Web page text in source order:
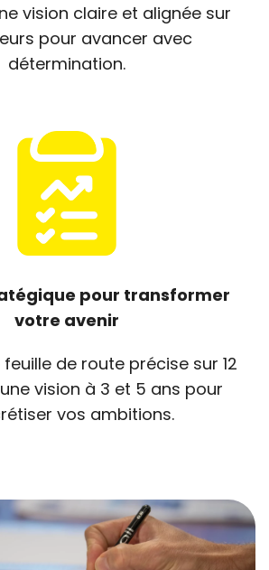
vision claire et alignée sur
pour avancer avec
détermination.
pour transformer
votre avenir
de route précise sur 12
vision à 3 et 5 ans pour
vos ambitions.